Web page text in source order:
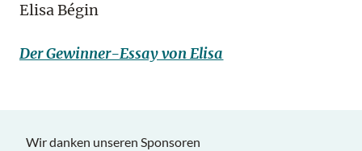
Elisa Bégin
Der Gewinner-Essay von Elisa
Wir danken unseren Sponsoren